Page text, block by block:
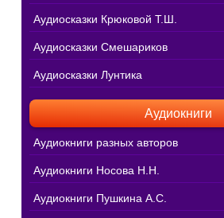
Аудиосказки Крюковой Т.Ш.
Аудиосказки Смешариков
Аудиосказки Лунтика
Аудиокниги
Аудиокниги разных авторов
Аудиокниги Носова Н.Н.
Аудиокниги Пушкина А.С.